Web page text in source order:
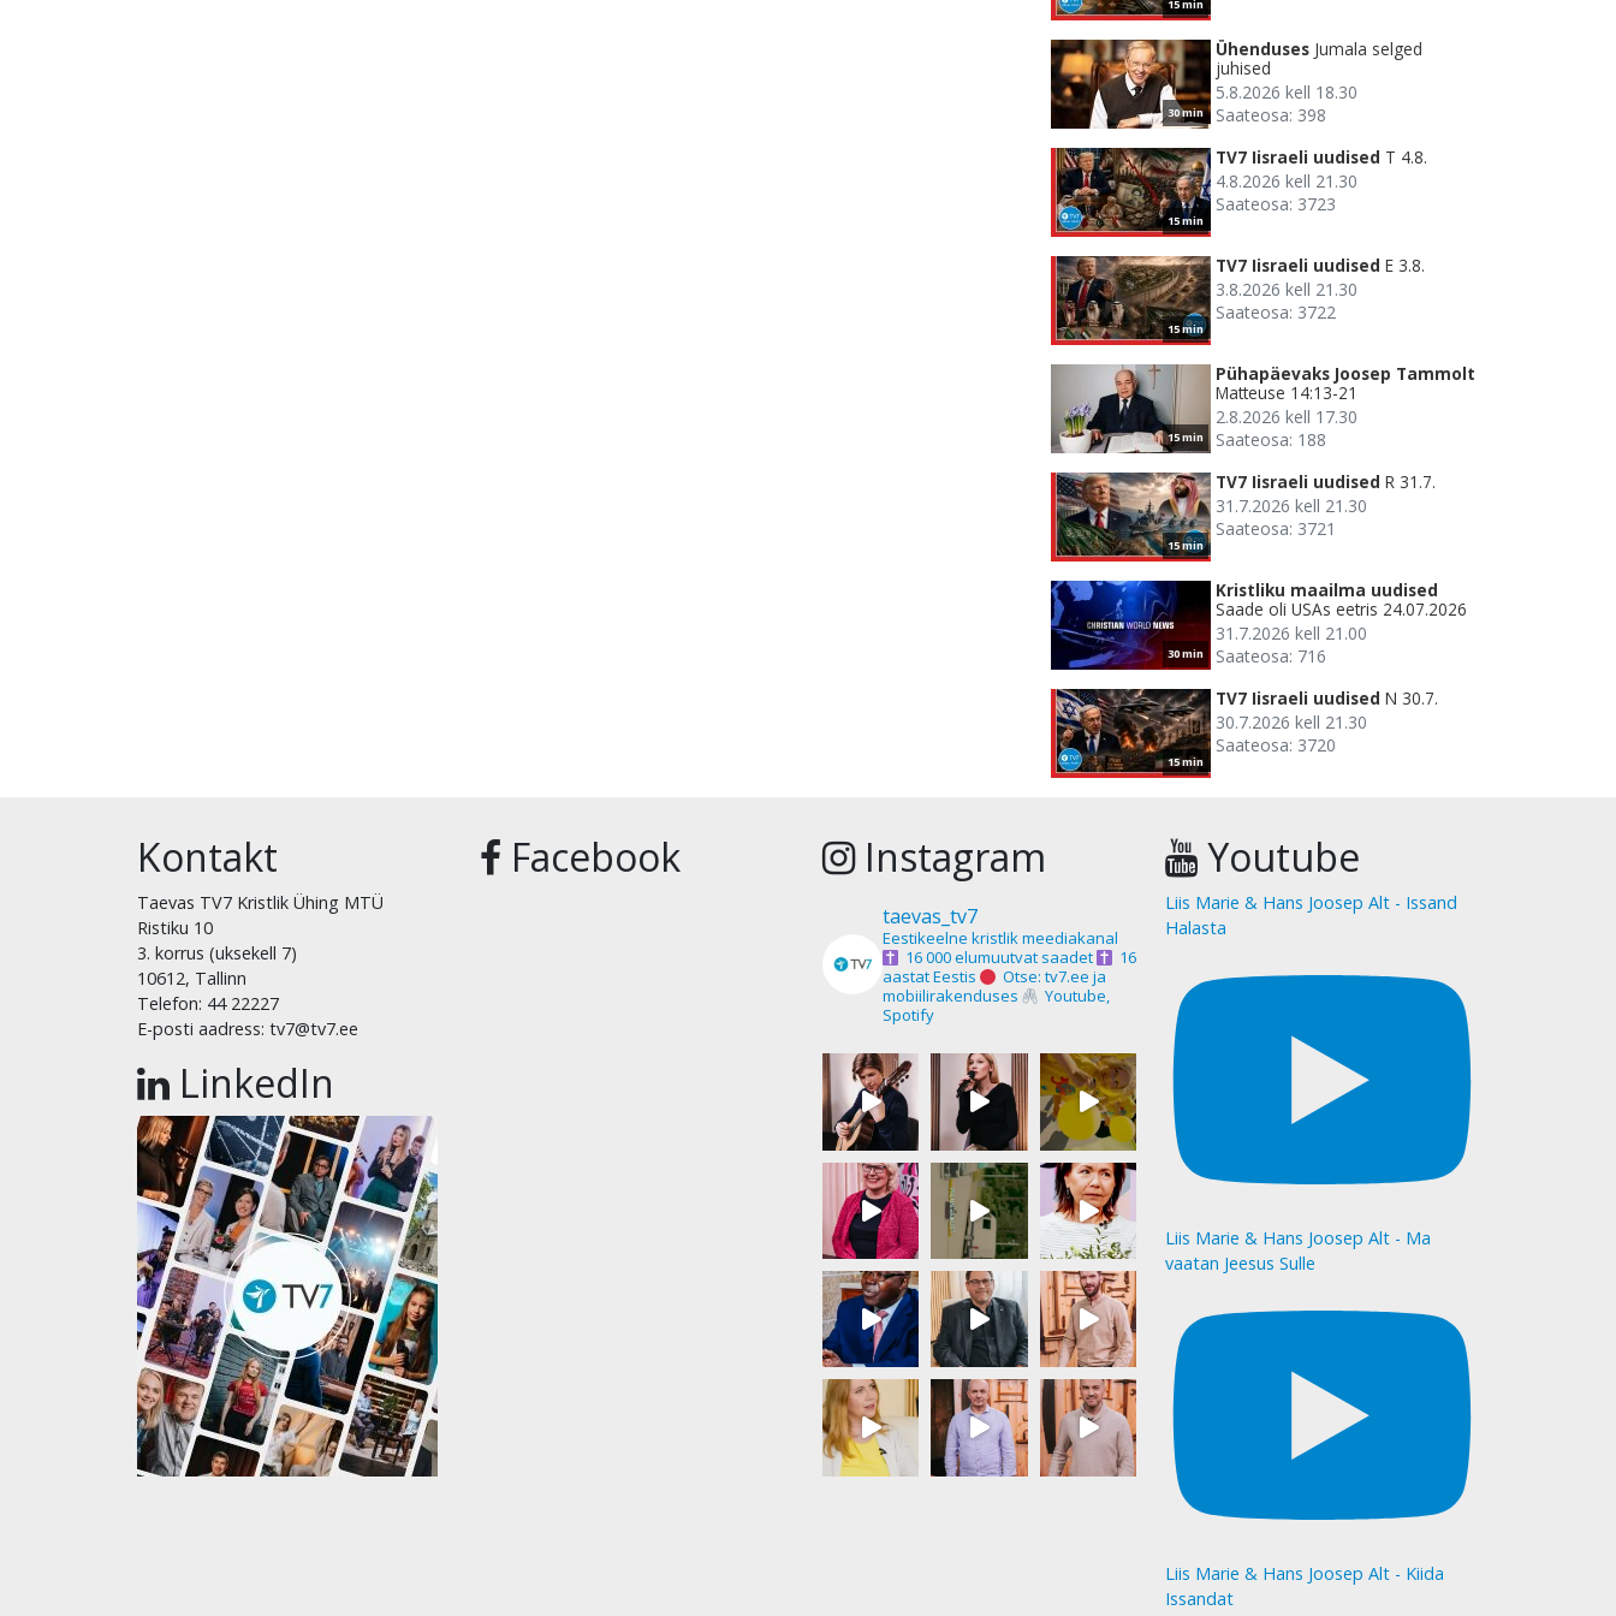
15 min
30 min
Ühenduses Jumala selged
juhised
5.8.2026 kell 18.30
Saateosa: 398
15 min
TV7 Iisraeli uudised T 4.8.
4.8.2026 kell 21.30
Saateosa: 3723
15 min
TV7 Iisraeli uudised E 3.8.
3.8.2026 kell 21.30
Saateosa: 3722
15 min
Pühapäevaks Joosep Tammolt
Matteuse 14:13-21
2.8.2026 kell 17.30
Saateosa: 188
15 min
TV7 Iisraeli uudised R 31.7.
31.7.2026 kell 21.30
Saateosa: 3721
30 min
Kristliku maailma uudised
Saade oli USAs eetris 24.07.2026
31.7.2026 kell 21.00
Saateosa: 716
15 min
TV7 Iisraeli uudised N 30.7.
30.7.2026 kell 21.30
Saateosa: 3720
Kontakt
Taevas TV7 Kristlik Ühing MTÜ
Ristiku 10
3. korrus (uksekell 7)
10612, Tallinn
Telefon: 44 22227
E-posti aadress: tv7@tv7.ee
LinkedIn
Facebook Instagram
taevas_tv7
Eestikeelne kristlik meediakanal
16 000 elumuutvat saadet
16
aastat Eestis
Otse: tv7.ee ja
mobiilirakenduses
Youtube,
Spotify
Youtube
Liis Marie & Hans Joosep Alt - Issand
Halasta
Liis Marie & Hans Joosep Alt - Ma
vaatan Jeesus Sulle
Liis Marie & Hans Joosep Alt - Kiida
Issandat